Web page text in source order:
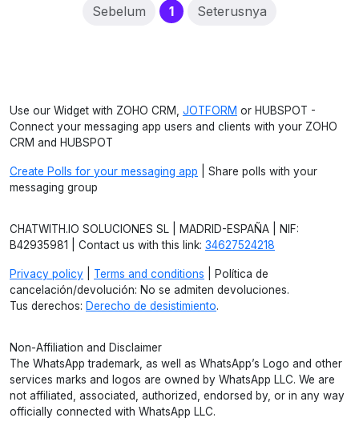
Sebelum 1(current)
Seterusnya
Use our Widget with ZOHO CRM, JOTFORM or HUBSPOT -
Connect your messaging app users and clients with your ZOHO
CRM and HUBSPOT
Create Polls for your messaging app | Share polls with your
messaging group
CHATWITH.IO SOLUCIONES SL | MADRID-ESPAÑA | NIF:
B42935981 | Contact us with this link: 34627524218
Privacy policy Terms and conditions | Política de
cancelación/devolución: No se admiten devoluciones.
Tus derechos: Derecho de desistimiento.
Non-Affiliation and Disclaimer
The WhatsApp trademark, as well as WhatsApp’s Logo and other
services marks and logos are owned by WhatsApp LLC. We are
not affiliated, associated, authorized, endorsed by, or in any way
officially connected with WhatsApp LLC.